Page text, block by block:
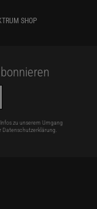
SHOP
zu unserem Umgang
Datenschutzerklärung.